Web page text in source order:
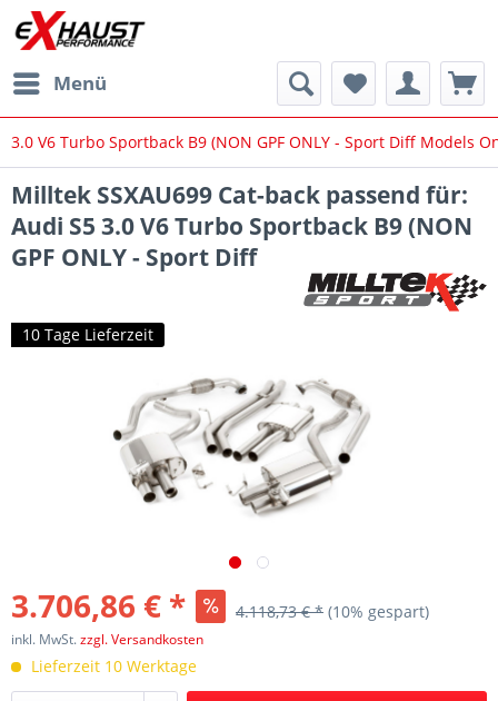
Menü
3.0 V6 Turbo Sportback B9 (NON GPF ONLY - Sport Diff Models
Milltek SSXAU699 Cat-back passend für:
Audi S5 3.0 V6 Turbo Sportback B9 (NON
GPF ONLY - Sport Diff
10 Tage Lieferzeit
3.706,86 € * 4.118,73 € * (10% gespart)
inkl. MwSt.zzgl. Versandkosten
Lieferzeit 10 Werktage